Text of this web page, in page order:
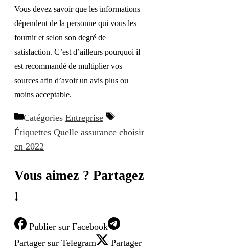
Vous devez savoir que les informations
dépendent de la personne qui vous les
fournir et selon son degré de
satisfaction. C’est d’ailleurs pourquoi il
est recommandé de multiplier vos
sources afin d’avoir un avis plus ou
moins acceptable.
Catégories Entreprise
Étiquettes Quelle assurance choisir
en 2022
Vous aimez ? Partagez
!
Publier sur Facebook
Partager sur Telegram
Partager